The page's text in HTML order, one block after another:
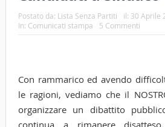
Postato da: Lista Senza Partiti il: 30 Aprile
In: Comunicati stampa 5 Commenti
Con rammarico ed avendo
le ragioni, vediamo che il
organizzare un dibattito
continua a rimanere